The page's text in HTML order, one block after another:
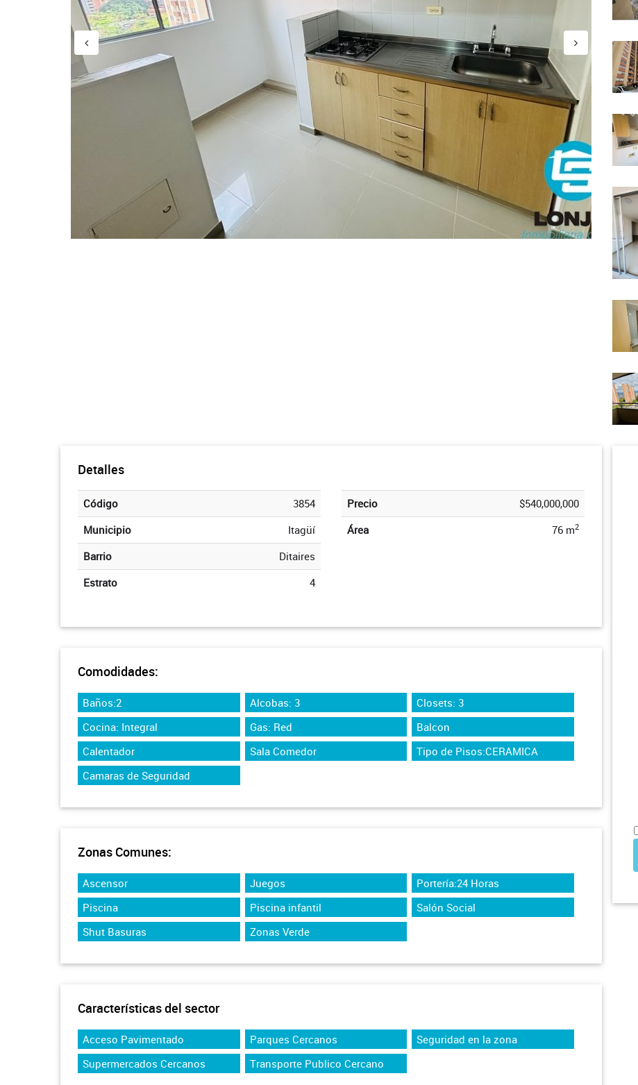
Detalles
Código
3854
Municipio
Itagüí
Barrio
Ditaires
Estrato
4
Precio
$540,000,000
Área
76 m2
Comodidades:
Baños:2 Alcobas: 3
Closets: 3
Cocina: Integral
Gas: Red
Balcon
Calentador
Sala Comedor
Tipo de Pisos:CERAMICA
Camaras de Seguridad
Zonas Comunes:
Ascensor Juegos
Portería:24 Horas
Piscina
Piscina infantil
Salón Social
Shut Basuras
Zonas Verde
Características del sector
Acceso Pavimentado Parques Cercanos
Seguridad en la zona
Supermercados Cercanos
Transporte Publico Cercano